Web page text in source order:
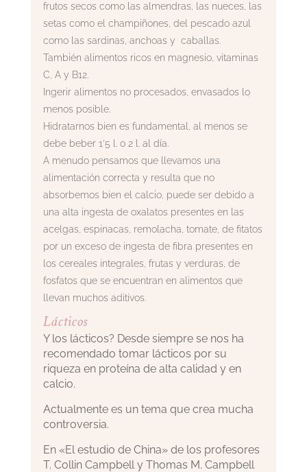
frutos secos como las almendras, las nueces, las
setas como el champiñones, del pescado azul
como las sardinas, anchoas y caballas.
También alimentos ricos en magnesio, vitaminas
C, A y B12.
Ingerir alimentos no procesados, envasados ​​lo
menos posible.
Hidratarnos bien es fundamental, al menos se
debe beber 1’5 l. o 2 l. al día.
A menudo pensamos que llevamos una
alimentación correcta y resulta que no
absorbemos bien el calcio, puede ser debido a
una alta ingesta de oxalatos presentes en las
acelgas, espinacas, remolacha, tomate, de fitatos
por un exceso de ingesta de fibra presentes en
los cereales integrales, frutas y verduras, de
fosfatos que se encuentran en alimentos que
llevan muchos aditivos.
Lácticos
Y los lácticos? Desde siempre se nos ha
recomendado tomar lácticos por su
riqueza en proteína de alta calidad y en
calcio.
Actualmente es un tema que crea mucha
controversia.
En «El estudio de China» de los profesores
T. Collin Campbell y Thomas M. Campbell